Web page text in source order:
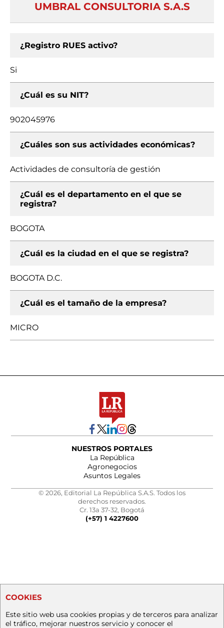
UMBRAL CONSULTORIA S.A.S
¿Registro RUES activo?
Si
¿Cuál es su NIT?
902045976
¿Cuáles son sus actividades económicas?
Actividades de consultoría de gestión
¿Cuál es el departamento en el que se
registra?
BOGOTA
¿Cuál es la ciudad en el que se registra?
BOGOTA D.C.
¿Cuál es el tamaño de la empresa?
MICRO
NUESTROS PORTALES
La República
Agronegocios
Asuntos Legales
© 2026, Editorial La República S.A.S. Todos los
derechos reservados.
Cr. 13a 37-32, Bogotá
(+57) 1 4227600
COOKIES
Este sitio web usa cookies propias y de terceros para analizar
el tráfico, mejorar nuestros servicio y conocer el